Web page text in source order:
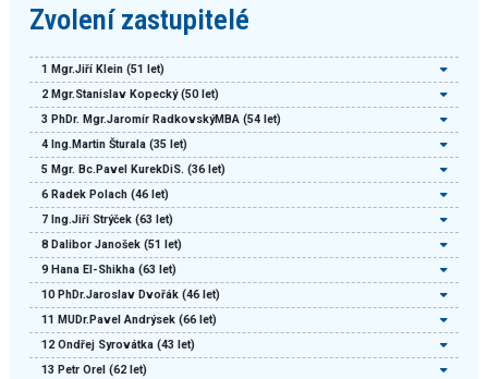
Zvolení zastupitelé
1 Mgr.Jiří Klein(51 let)
2 Mgr.Stanislav Kopecký(50 let)
3 PhDr. Mgr.Jaromír RadkovskýMBA(54 let)
4 Ing.Martin Šturala(35 let)
5 Mgr. Bc.Pavel KurekDiS. (36 let)
6 Radek Polach(46 let)
7 Ing.Jiří Strýček(63 let)
8 Dalibor Janošek(51 let)
9 Hana El-Shikha(63 let)
10 PhDr.Jaroslav Dvořák(46 let)
11 MUDr.Pavel Andrýsek(66 let)
12 Ondřej Syrovátka(43 let)
13 Petr Orel (62 let)